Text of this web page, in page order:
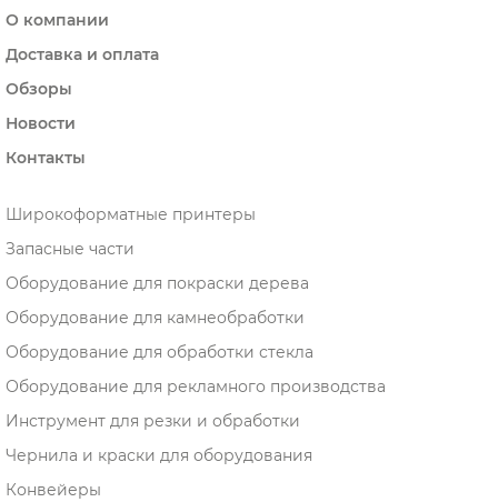
О компании
Доставка и оплата
Обзоры
Новости
Контакты
Широкоформатные принтеры
Запасные части
Оборудование для покраски дерева
Оборудование для камнеобработки
Оборудование для обработки стекла
Оборудование для рекламного производства
Инструмент для резки и обработки
Чернила и краски для оборудования
Конвейеры